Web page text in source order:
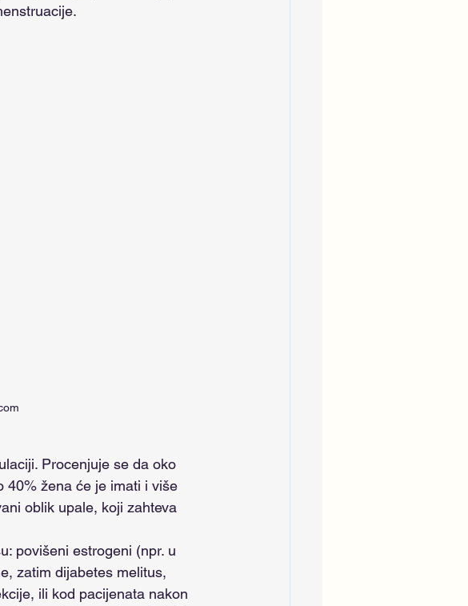
40% žena će je imati i više
oblik upale, koji zahteva
zatim dijabetes melitus,
ili kod pacijenata nakon